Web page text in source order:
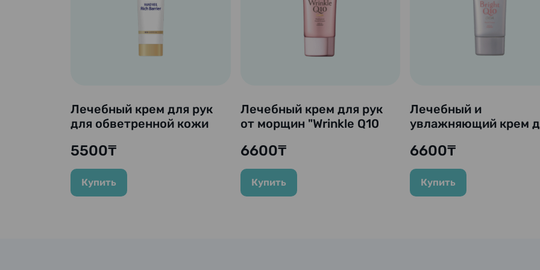
Лечебный крем для рук
для обветренной кожи
Rich Barrier", 70 гр.
5500₸
Купить
Лечебный крем для рук
от морщин "Wrinkle Q10
6600₸
Купить
Лечебный и
увлажняющий крем
SPF25/PA++ Coenrich"
60 гр.
6600₸
Купить